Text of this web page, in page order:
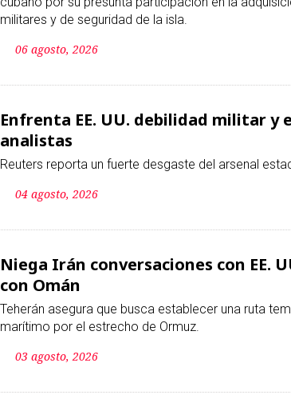
Enfrenta EE. UU. debilidad militar y
analistas
Reuters reporta un fuerte desgaste del arsenal
04 agosto, 2026
Niega Irán conversaciones con EE.
con Omán
Teherán asegura que busca establecer una ruta
Falla la UNAM en admisión, la
desprestigiarla, para introducirse en la institución y
02 agosto, 2026